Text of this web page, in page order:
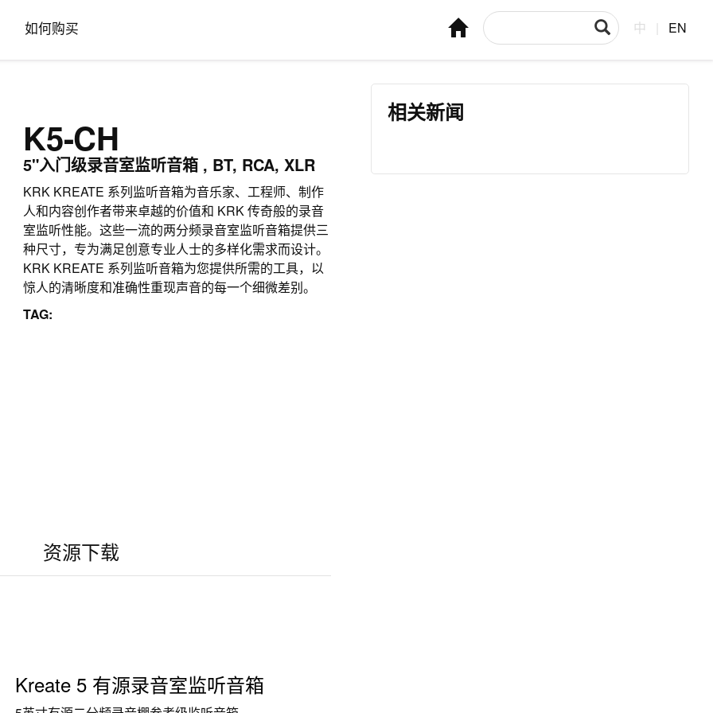
如何购买 中 EN
K5-CH
5"入门级录音室监听音箱 , BT, RCA, XLR
KRK KREATE 系列监听音箱为音乐家、工程师、制作
人和内容创作者带来卓越的价值和 KRK 传奇般的录音
室监听性能。这些一流的两分频录音室监听音箱提供三
种尺寸，专为满足创意专业人士的多样化需求而设计。
KRK KREATE 系列监听音箱为您提供所需的工具，以
惊人的清晰度和准确性重现声音的每一个细微差别。
TAG:
资源下载
Kreate 5 有源录音室监听音箱
相关新闻